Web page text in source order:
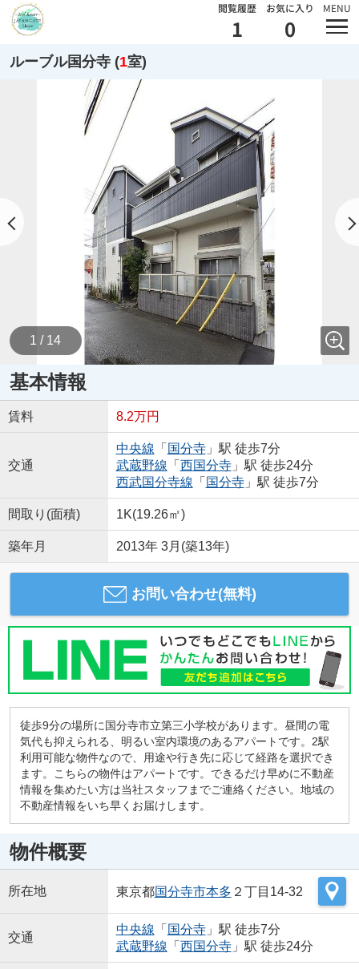
閲覧履歴
1
お気に入り
0
MENU
ルーブル国分寺 (1室)
1 / 14
基本情報
賃料 8.2万円
交通
中央線 「 国分寺」駅 徒歩7分
武蔵野線 「 西国分寺」駅 徒歩24分
西武国分寺線 「 国分寺」駅 徒歩7分
間取り(面積) 1K(19.26㎡)
築年月 2013年 3月(築13年)
お問い合わせ(無料)
徒歩9分の場所に国分寺市立第三小学校があります。昼間の電
気代も抑えられる、明るい室内環境のあるアパートです。2駅
利用可能な物件なので、用途や行き先に応じて経路を選択でき
ます。こちらの物件はアパートです。できるだけ早めに不動産
情報を集めたい方は当社スタッフまでご連絡ください。地域の
不動産情報をいち早くお届けします。
物件概要
所在地 東京都国分寺市本多 ２丁目14-32
交通
中央線 「 国分寺」駅 徒歩7分
武蔵野線 「 西国分寺」駅 徒歩24分